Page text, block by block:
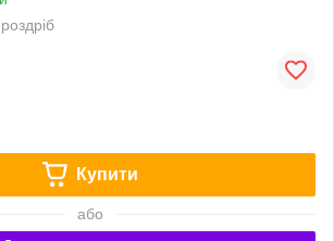
Купити
або